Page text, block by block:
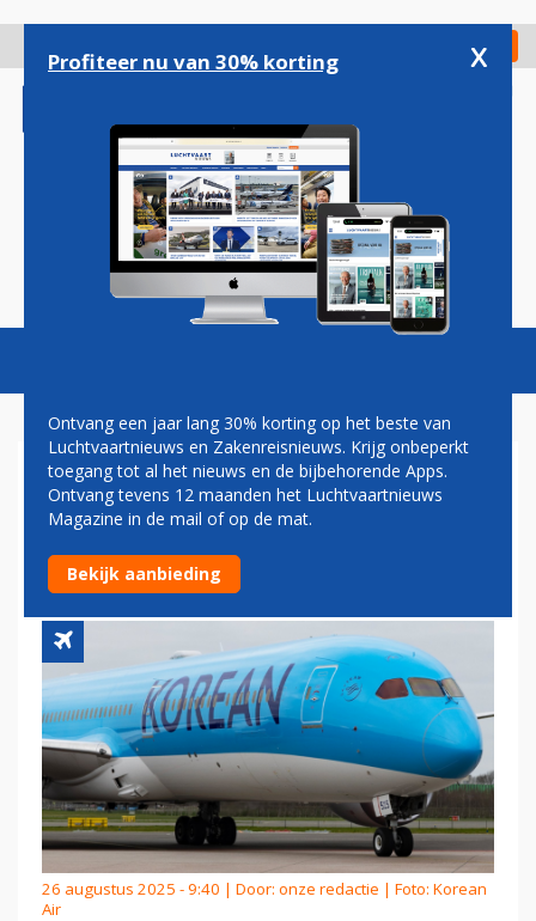
gaan
Check in
Magazine Podcasts Vacatures
PAAR UUR NA ONTMOETING
MET TRUMP BESTELT
KOREAN AIR 103 BOEINGS
26 augustus 2025 - 9:40 | Door: onze redactie | Foto: Korean
Air
Profiteer nu van 30% korting x
Ontvang een jaar lang 30% korting op het beste van
Luchtvaartnieuws en Zakenreisnieuws. Krijg onbeperkt
toegang tot al het nieuws en de bijbehorende Apps.
Ontvang tevens 12 maanden het Luchtvaartnieuws
Magazine in de mail of op de mat.
Bekijk aanbieding